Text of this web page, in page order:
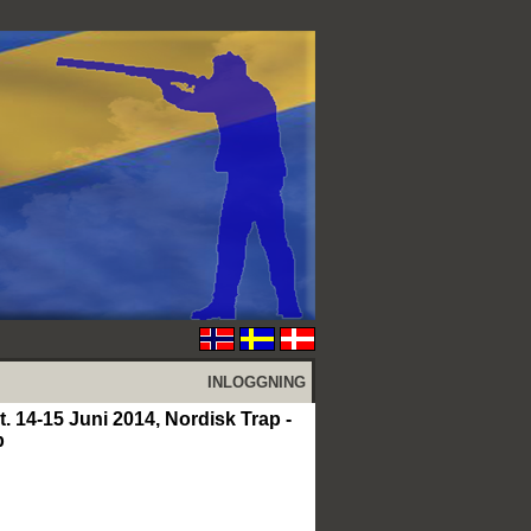
INLOGGNING
14-15 Juni 2014, Nordisk Trap -